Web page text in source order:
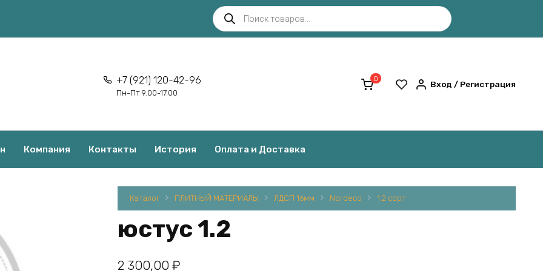
Поиск
товаров
+7 (921) 120-42-96
Пн-Пт 9.00-17.00
0
Вход / Регистрация
Компания Контакты История Оплата и Доставка
Каталог ПЛИТНЫЙ МАТЕРИАЛЫ ЛДСП 16мм Nordeco 1.2 сорт
юстус 1.2
2 300,00 ₽